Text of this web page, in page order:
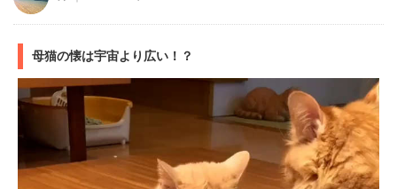
母猫の懐は宇宙より広い！？